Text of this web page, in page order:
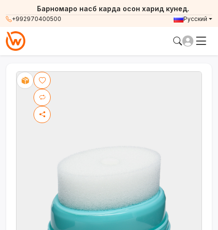
+992970400500
Барномаро насб карда осон харид кунед.
Русский